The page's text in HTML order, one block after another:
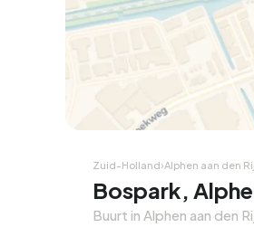
Zuid-Holland›Alphen aan den
Bospark,
Buurt in Alphen aan den